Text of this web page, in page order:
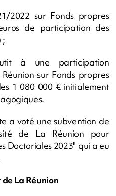
2022 sur Fonds propres
de participation des
;
à une participation
sur Fonds propres
1 080 000 € initialement
a voté une subvention de
de La Réunion pour
Doctoriales 2023" qui a eu
La Réunion